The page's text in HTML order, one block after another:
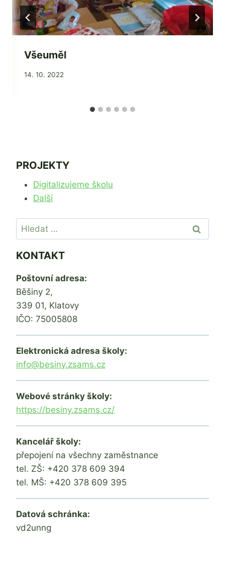
Všeuměl
Od
14. 10. 2022
PROJEKTY
Digitalizujeme školu
Další
Vyhledávání
KONTAKT
Poštovní adresa:
Běšiny 2,
339 01, Klatovy
IČO: 75005808
Elektronická adresa školy:
info@besiny.zsams.cz
Webové stránky školy:
https://besiny.zsams.cz/
Kancelář školy:
přepojení na všechny zaměstnance
tel. ZŠ: +420 378 609 394
tel. MŠ: +420 378 609 395
Datová schránka:
vd2unng